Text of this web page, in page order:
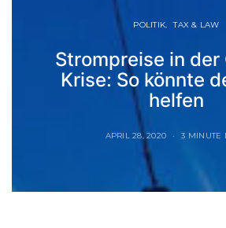
POLITIK TAX & LAW
Strompreise in der
Krise: So könnte
helfen
APRIL 28, 2020 3 MINUTE